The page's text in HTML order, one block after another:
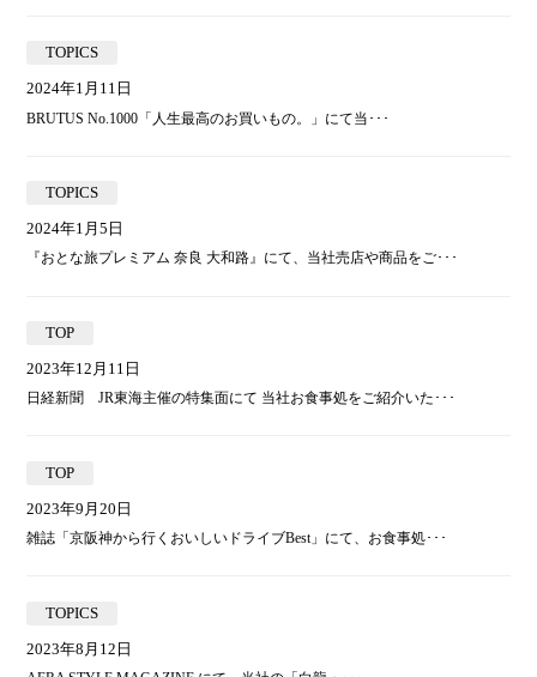
2024年1月11日
TOPICS
BRUTUS No.1000「人生最高のお買いもの。」にて当･･･
2024年1月5日
TOPICS
『おとな旅プレミアム 奈良 大和路』にて、当社売店や商品をご･･･
2023年12月11日
TOP
日経新聞 JR東海主催の特集面にて 当社お食事処をご紹介いた･･･
2023年9月20日
TOP
雑誌「京阪神から行くおいしいドライブBest」にて、お食事処･･･
2023年8月12日
TOPICS